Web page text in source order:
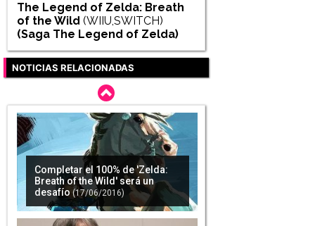
The Legend of Zelda: Breath
of the Wild (WIIU,SWITCH)
(Saga The Legend of Zelda)
NOTICIAS RELACIONADAS
Completar el 100% de 'Zelda:
Breath of the Wild' será un
desafío (17/06/2016)